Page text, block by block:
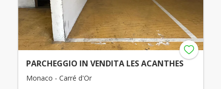
PARCHEGGIO IN VENDITA LES ACANTHES
Monaco - Carré d'Or